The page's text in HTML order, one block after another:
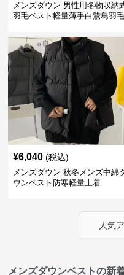
メンズダウン 男性用冬物収納
羽毛ベスト軽量薄手白鵞鳥羽毛
¥6,040 (税込)
メンズダウン 秋冬メンズ中綿
ウンベスト防寒軽量上着
人気
メンズダウンベストの新